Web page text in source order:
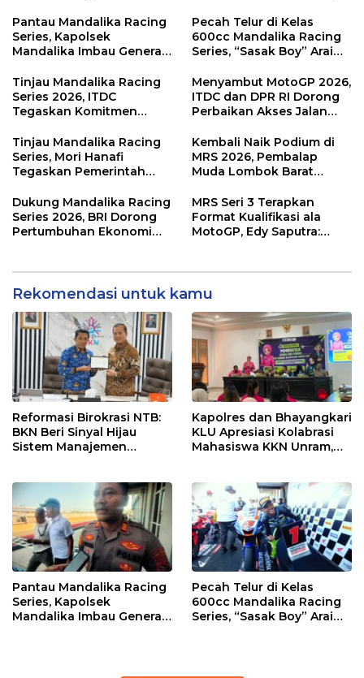
Sampah Jadi Rupiah
Pantau Mandalika Racing
Series, Kapolsek
Mandalika Imbau Generasi
Sirkuit, Bukan Jalan Raya
Pecah Telur di Kelas
600cc Mandalika Racing
Series, “Sasak Boy” Arai
Kemenangan
Tinjau Mandalika Racing
Series 2026, ITDC
Tegaskan Komitmen
Dampak Ekonomi
Kawasan
Menyambut MotoGP 2026,
ITDC dan DPR RI Dorong
Perbaikan Akses Jalan
di KEK Mandalika
Tinjau Mandalika Racing
Series, Mori Hanafi
Tegaskan Pemerintah
NTB
Kembali Naik Podium di
MRS 2026, Pembalap
Muda Lombok Barat
Menuju Tingkat Asia
Dukung Mandalika Racing
Series 2026, BRI Dorong
Pertumbuhan Ekonomi
MRS Seri 3 Terapkan
Format Kualifikasi ala
MotoGP, Edy Saputra:
Rekomendasi untuk kamu
Reformasi Birokrasi NTB:
BKN Beri Sinyal Hijau
Sistem Manajemen
Kapolres dan Bhayangkari
KLU Apresiasi Kolabrasi
Mahasiswa KKN Unram,
Pantau Mandalika Racing
Series, Kapolsek
Mandalika Imbau Generasi
Pecah Telur di Kelas
600cc Mandalika Racing
Series, “Sasak Boy” Arai